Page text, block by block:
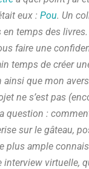
eux : Pou. Un
temps des
faire une
temps de créer
que mon
ne s’est pas
question :
sur le gâteau,
plus ample
interview virtuelle,